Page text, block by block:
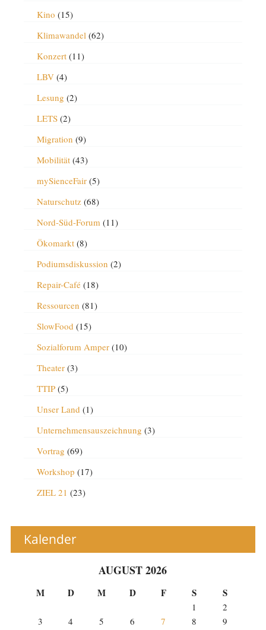
Kino (15)
Klimawandel(62)
Konzert(11)
LBV(4)
Lesung (2)
LETS(2)
Migration (9)
Mobilität(43)
mySienceFair(5)
Naturschutz(68)
Nord-Süd-Forum(11)
Ökomarkt(8)
Podiumsdiskussion (2)
Repair-Café(18)
Ressourcen (81)
SlowFood (15)
Sozialforum Amper(10)
Theater(3)
TTIP(5)
Unser Land (1)
Unternehmensauszeichnung (3)
Vortrag (69)
Workshop (17)
ZIEL 21 (23)
Kalender
AUGUST 2026
M D M D F S S
1
2
3
4 5 6 7 8
9